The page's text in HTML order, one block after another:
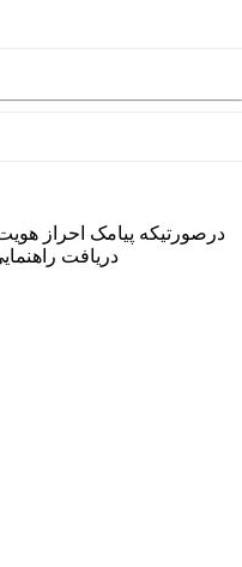
درصورتیکه پیامک احراز
دریافت